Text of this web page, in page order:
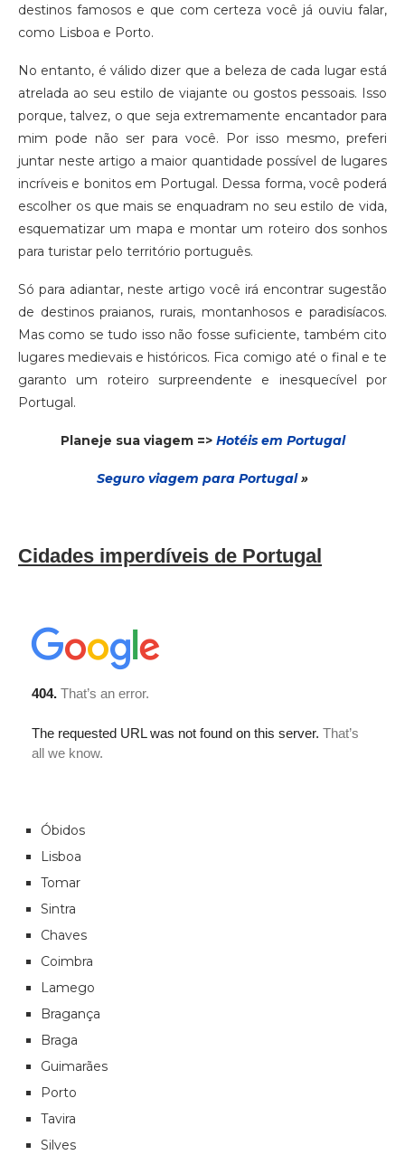
destinos famosos e que com certeza você já ouviu falar,
como Lisboa e Porto.
No entanto, é válido dizer que a beleza de cada lugar está
atrelada ao seu estilo de viajante ou gostos pessoais. Isso
porque, talvez, o que seja extremamente encantador para
mim pode não ser para você. Por isso mesmo, preferi
juntar neste artigo a maior quantidade possível de lugares
incríveis e bonitos em Portugal. Dessa forma, você poderá
escolher os que mais se enquadram no seu estilo de vida,
esquematizar um mapa e montar um roteiro dos sonhos
para turistar pelo território português.
Só para adiantar, neste artigo você irá encontrar sugestão
de destinos praianos, rurais, montanhosos e paradisíacos.
Mas como se tudo isso não fosse suficiente, também cito
lugares medievais e históricos. Fica comigo até o final e te
garanto um roteiro surpreendente e inesquecível por
Portugal.
Planeje sua viagem => Hotéis em Portugal
Seguro viagem para Portugal »
Cidades imperdíveis de Portugal
Óbidos
Lisboa
Tomar
Sintra
Chaves
Coimbra
Lamego
Bragança
Braga
Guimarães
Porto
Tavira
Silves